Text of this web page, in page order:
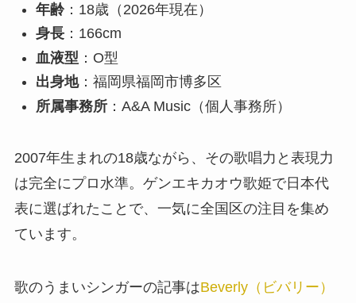
年齢：18歳（2026年現在）
身長：166cm
血液型 ：O型
出身地：福岡県福岡市博多区
所属事務所：A&A Music（個人事務所）
2007年生まれの18歳ながら、その歌唱力と表現力
は完全にプロ水準。ゲンエキカオウ歌姫で日本代
表に選ばれたことで、一気に全国区の注目を集め
ています。
歌のうまいシンガーの記事はBeverly（ビバリー）